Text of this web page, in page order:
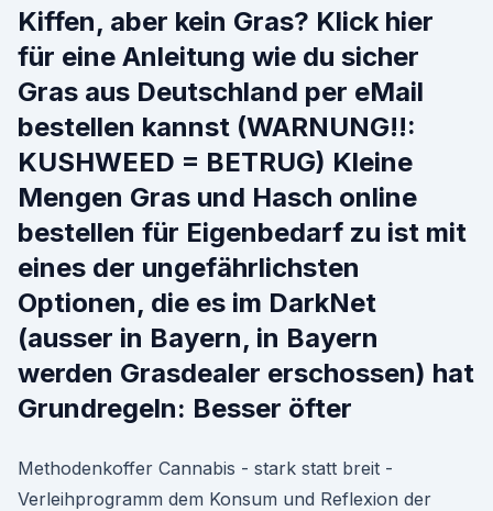
Kiffen, aber kein Gras? Klick hier
für eine Anleitung wie du sicher
Gras aus Deutschland per eMail
bestellen kannst (WARNUNG!!:
KUSHWEED = BETRUG) Kleine
Mengen Gras und Hasch online
bestellen für Eigenbedarf zu ist mit
eines der ungefährlichsten
Optionen, die es im DarkNet
(ausser in Bayern, in Bayern
werden Grasdealer erschossen) hat
Grundregeln: Besser öfter
Methodenkoffer Cannabis - stark statt breit -
Verleihprogramm dem Konsum und Reflexion der